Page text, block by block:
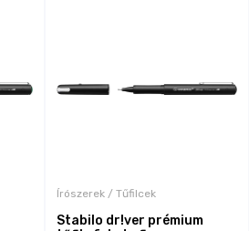
Írószerek / Tűfilcek
Stabilo dr!ver prémium